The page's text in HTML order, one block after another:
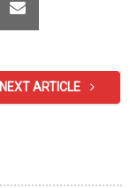
NEXT ARTICLE